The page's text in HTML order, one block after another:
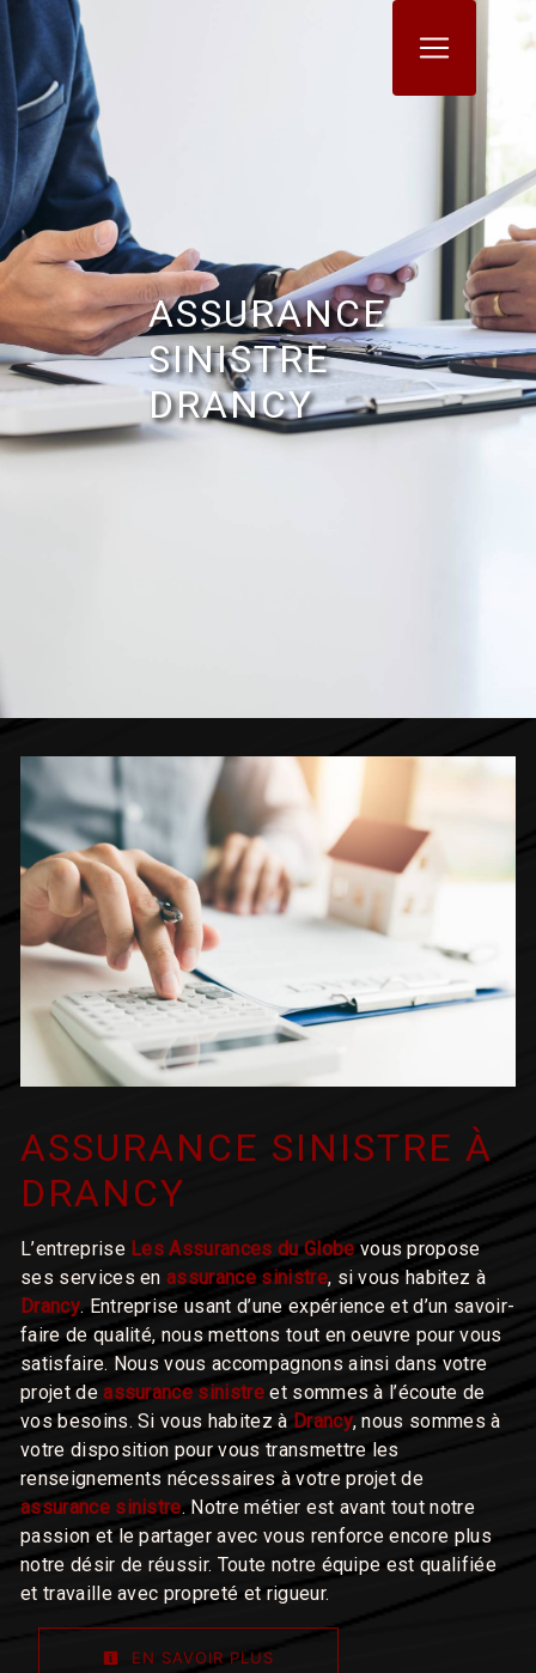
ASSURANCE
SINISTRE
DRANCY
ASSURANCE SINISTRE À
DRANCY
L’entreprise Les Assurances du Globe vous propose
ses services enassurance sinistre, si vous habitez à
Drancy. Entreprise usant d’une expérience et d’un savoir-
faire de qualité, nous mettons tout en oeuvre pour vous
satisfaire. Nous vous accompagnons ainsi dans votre
projet deassurance sinistreet sommes à l’écoute de
vos besoins. Si vous habitez à Drancy, nous sommes à
votre disposition pour vous transmettre les
renseignements nécessaires à votre projet de
assurance sinistre. Notre métier est avant tout notre
passion et le partager avec vous renforce encore plus
notre désir de réussir. Toute notre équipe est qualifiée
et travaille avec propreté et rigueur.
EN SAVOIR PLUS
Panneau de gestion des cookies